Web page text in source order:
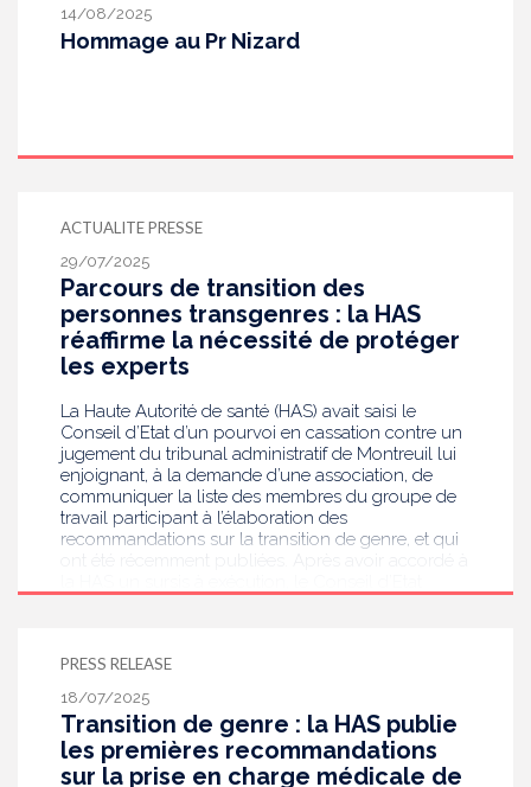
14/08/2025
Hommage au Pr Nizard
ACTUALITE PRESSE
29/07/2025
Parcours de transition des
personnes transgenres : la HAS
réaffirme la nécessité de protéger
les experts
La Haute Autorité de santé (HAS) avait saisi le
Conseil d’Etat d’un pourvoi en cassation contre un
jugement du tribunal administratif de Montreuil lui
enjoignant, à la demande d’une association, de
communiquer la liste des membres du groupe de
travail participant à l’élaboration des
recommandations sur la transition de genre, et qui
garantissent pas suffisamment la protection des
experts participant à l’expertise en santé. Attachée à
la protection des experts et au principe
d’indépendance de l’expertise, la HAS appelle à
une évolution législative.
PRESS RELEASE
18/07/2025
Transition de genre : la HAS publie
les premières recommandations
sur la prise en charge médicale de